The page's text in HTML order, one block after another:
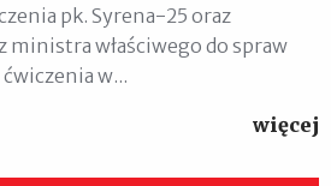
pk. Syrena-25 oraz
ministra właściwego do spraw
w...
więcej